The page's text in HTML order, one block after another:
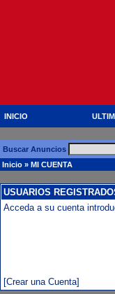
INICIO
Buscar Anuncios
Inicio » MI CUENTA
USUARIOS
Acceda a su cuenta
[Crear una Cuenta]